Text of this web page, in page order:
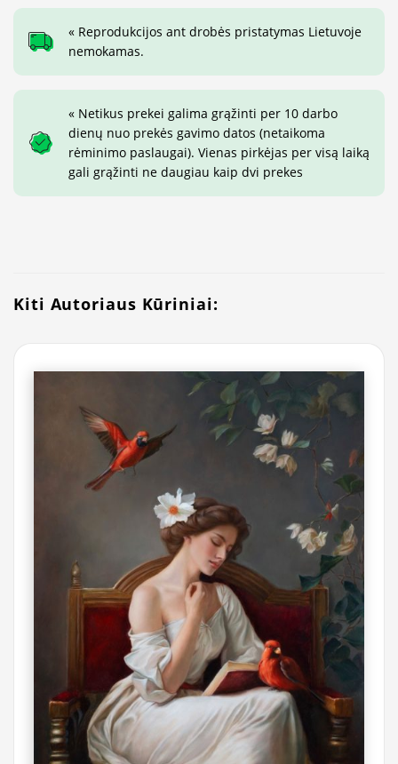
« Reprodukcijos ant drobės pristatymas Lietuvoje
nemokamas.
« Netikus prekei galima grąžinti per 10 darbo
dienų nuo prekės gavimo datos (netaikoma
rėminimo paslaugai). Vienas pirkėjas per visą laiką
gali grąžinti ne daugiau kaip dvi prekes
Kiti Autoriaus Kūriniai: